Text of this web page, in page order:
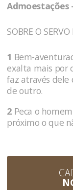
Admoestações
SOBRE O
1 Bem-
exalta mais por
faz através dele
de outro.
2 Peca o
próximo o que